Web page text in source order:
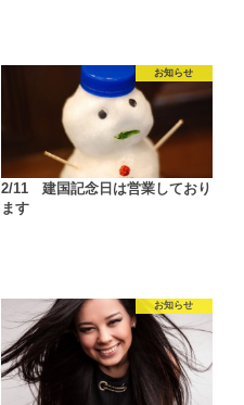
お知らせ
2/11 建国記念日は営業しており
ます
お知らせ